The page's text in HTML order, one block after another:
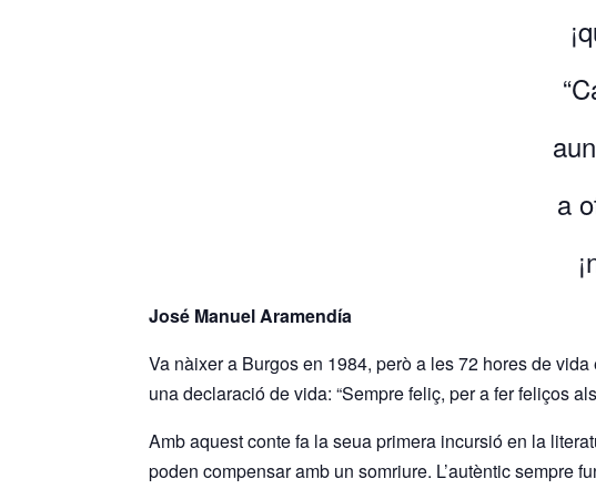
a
José Manuel Aramendía
Va nàixer a Burgos en 1984, però a les 72 hores de
una declaració de vida: “Sempre feliç, per a fer feliços
Amb aquest conte fa la seua primera incursió en la
poden compensar amb un somriure. L’autèntic sempre